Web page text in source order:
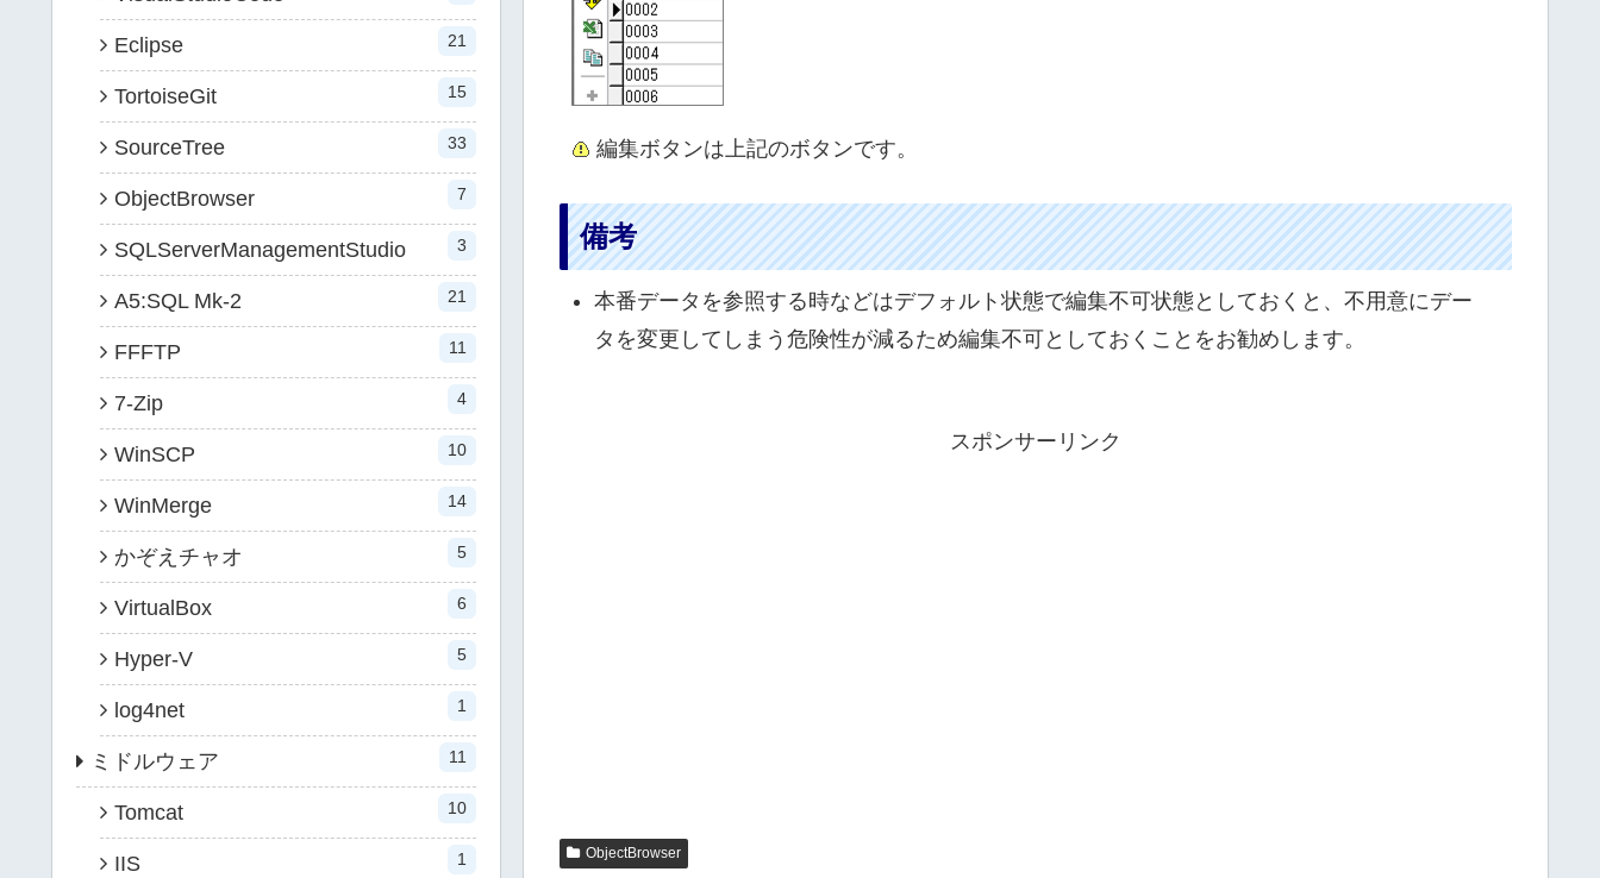
編集ボタンは上記のボタンです。
備考
本番データを参照する時などはデフォルト状態で編集不可状態としておくと、不用意にデー
タを変更してしまう危険性が減るため編集不可としておくことをお勧めします。
スポンサーリンク
ObjectBrowser
Eclipse 21
TortoiseGit 15
SourceTree 33
ObjectBrowser 7
SQLServerManagementStudio 3
A5:SQL Mk-2 21
FFFTP 11
7-Zip 4
WinSCP 10
WinMerge 14
かぞえチャオ 5
VirtualBox 6
Hyper-V 5
log4net 1
ミドルウェア 11
Tomcat 10
IIS 1